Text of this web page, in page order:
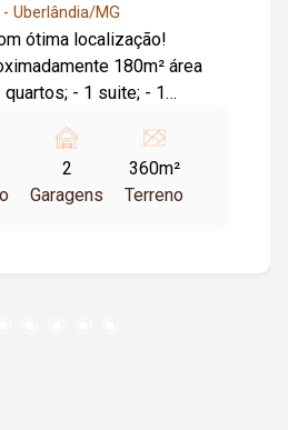
Uberlândia/MG
ótima localização!
180m² área
- área de serviço; -
e enorme quintal livre
2
Garagens
360m²
Terreno